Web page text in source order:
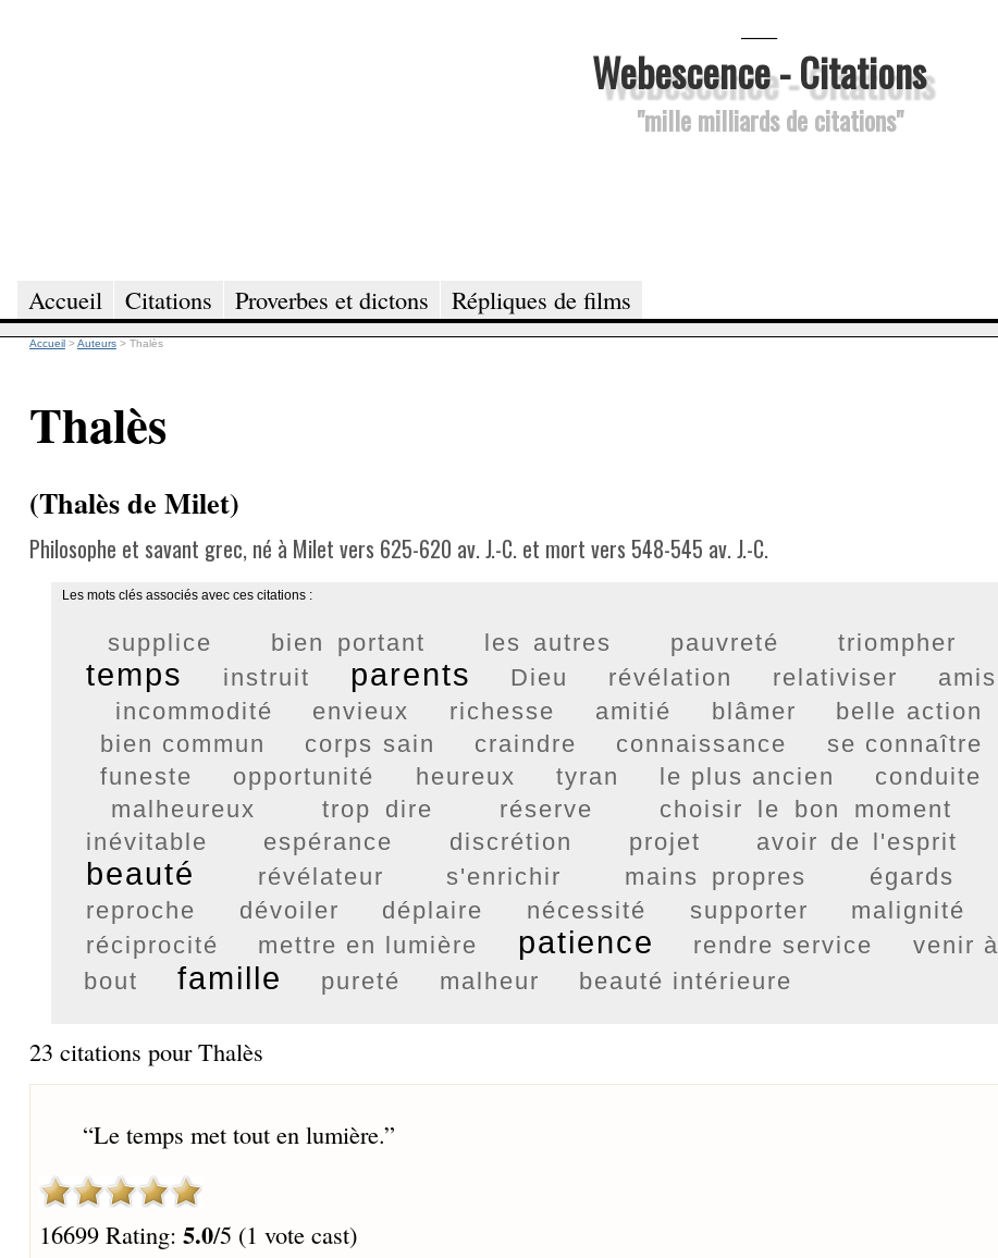
Webescence - Citations
"mille milliards de citations"
Accueil Citations Proverbes et dictons Répliques de films
Accueil >Auteurs > Thalès
Thalès
(Thalès de Milet)
Philosophe et savant grec, né à Milet vers 625-620 av. J.-C. et mort vers 548-545 av. J.-C.
Les mots clés associés avec ces citations :
supplice bien portant les autres pauvreté triompher
temps instruit parents Dieu révélation relativiser
amis
incommodité
envieux richesse amitié blâmer
belle action
bien commun
corps sain craindre connaissance
se connaître
funeste
opportunité heureux tyran le plus ancien
conduite
malheureux
trop dire réserve
choisir le bon moment
inévitable
espérance discrétion projet avoir de l'esprit
beauté révélateur s'enrichir mains propres
égards
reproche
dévoiler déplaire nécessité supporter
malignité
réciprocité
mettre en lumière patience rendre service
venir à
bout
famille pureté malheur beauté intérieure
23 citations pour Thalès
“Le temps met tout en lumière.”
16699 Rating: 5.0/5 (1 vote cast)